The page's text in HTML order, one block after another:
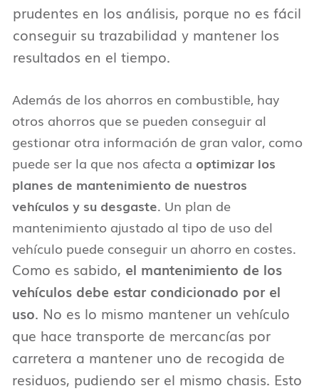
prudentes en los análisis, porque no es fácil
conseguir su trazabilidad y mantener los
resultados en el tiempo.
Además de los ahorros en combustible, hay
otros ahorros que se pueden conseguir al
gestionar otra información de gran valor, como
puede ser la que nos afecta a optimizar los
planes de mantenimiento de nuestros
vehículos y su desgaste. Un plan de
mantenimiento ajustado al tipo de uso del
vehículo puede conseguir un ahorro en costes.
Como es sabido, el mantenimiento de los
vehículos debe estar condicionado por el
uso. No es lo mismo mantener un vehículo
que hace transporte de mercancías por
carretera a mantener uno de recogida de
residuos, pudiendo ser el mismo chasis. Esto